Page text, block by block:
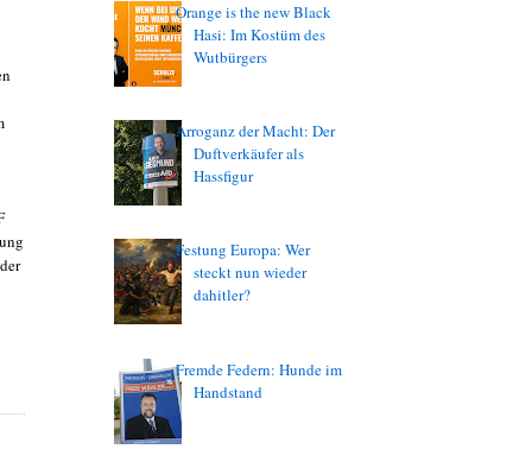
Orange is the new Black
Hasi: Im Kostüm des
Wutbürgers
Arroganz der Macht: Der
Duftverkäufer als
Hassfigur
Festung Europa: Wer
steckt nun wieder
dahitler?
Fremde Federn: Hunde im
Handstand